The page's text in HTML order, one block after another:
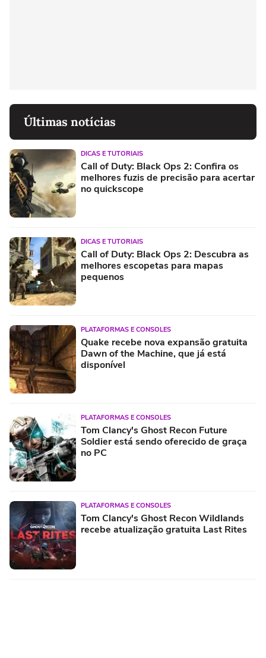
Últimas notícias
DICAS E TUTORIAIS
Call of Duty: Black Ops 2: Confira os
melhores fuzis de precisão para acertar
no quickscope
DICAS E TUTORIAIS
Call of Duty: Black Ops 2: Descubra as
melhores escopetas para mapas
pequenos
PLATAFORMAS E CONSOLES
Quake recebe nova expansão gratuita
Dawn of the Machine, que já está
disponível
PLATAFORMAS E CONSOLES
Tom Clancy's Ghost Recon Future
Soldier está sendo oferecido de graça
no PC
PLATAFORMAS E CONSOLES
Tom Clancy's Ghost Recon Wildlands
recebe atualização gratuita Last Rites